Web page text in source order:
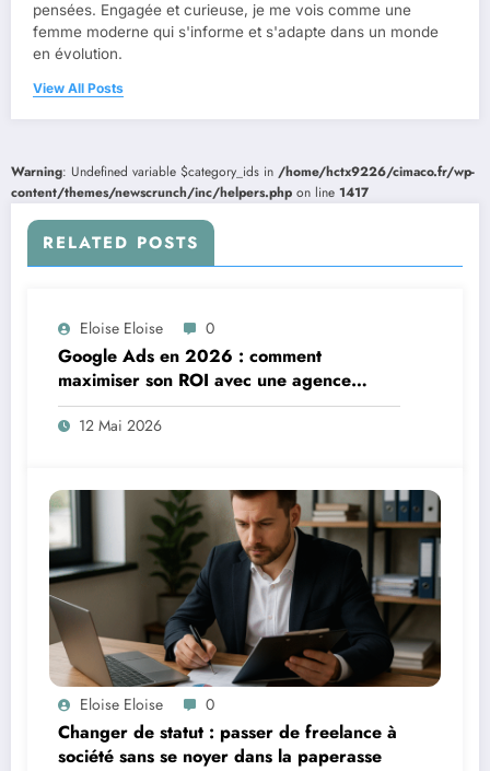
pensées. Engagée et curieuse, je me vois comme une
femme moderne qui s'informe et s'adapte dans un monde
en évolution.
View All Posts
Warning: Undefined variable $category_ids in /home/hctx9226/cimaco.fr/wp-
content/themes/newscrunch/inc/helpers.php on line 1417
RELATED POSTS
Eloise Eloise 0
Google Ads en 2026 : comment
maximiser son ROI avec une agence
spécialisée
12 Mai 2026
Eloise Eloise 0
Changer de statut : passer de freelance à
société sans se noyer dans la paperasse